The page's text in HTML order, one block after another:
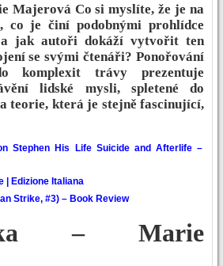
Majerová Co si myslíte, že je na
co je činí podobnými prohlídce
a jak autoři dokáží vytvořit ten
se svými čtenáři? Ponořování
komplexit trávy prezentuje
lidské mysli, spletené do
teorie, která je stejně fascinující,
Stephen His Life Suicide and Afterlife –
| Edizione Italiana
Strike, #3) – Book Review
– Marie